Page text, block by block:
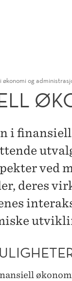
økonomi og
i
ved
deres